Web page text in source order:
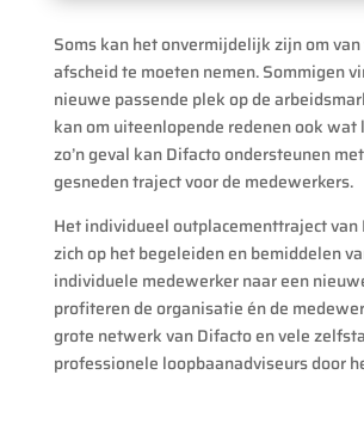
Soms kan het onvermijdelijk zijn om
afscheid te moeten nemen. Sommigen
nieuwe passende plek op de
kan om uiteenlopende redenen ook wat
zo’n geval kan Difacto ondersteunen
gesneden traject voor de medewerkers.
Het individueel outplacementtraject van
zich op het begeleiden en bemiddelen
individuele medewerker naar een
profiteren de organisatie én de
grote netwerk van Difacto en vele
professionele loopbaanadviseurs door